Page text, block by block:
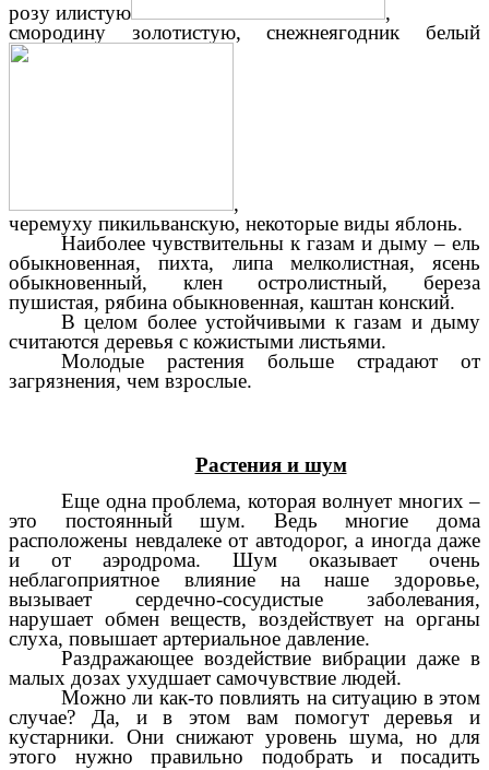
розу илистую
,
смородину золотистую, снежнеягодник белый
,
черемуху пикильванскую, некоторые виды яблонь.
Наиболее чувствительны к газам и дыму – ель
обыкновенная, пихта, липа мелколистная, ясень
обыкновенный, клен остролистный, береза
пушистая, рябина обыкновенная, каштан конский.
В целом более устойчивыми к газам и дыму
считаются деревья с кожистыми листьями.
Молодые растения больше страдают от
загрязнения, чем взрослые.
Растения и шум
Еще одна проблема, которая волнует многих –
это постоянный шум. Ведь многие дома
расположены невдалеке от автодорог, а иногда даже
и от аэродрома. Шум оказывает очень
неблагоприятное влияние на наше здоровье,
вызывает сердечно-сосудистые заболевания,
нарушает обмен веществ, воздействует на органы
слуха, повышает артериальное давление.
Раздражающее воздействие вибрации даже в
малых дозах ухудшает самочувствие людей.
Можно ли как-то повлиять на ситуацию в этом
случае? Да, и в этом вам помогут деревья и
кустарники. Они снижают уровень шума, но для
этого нужно правильно подобрать и посадить